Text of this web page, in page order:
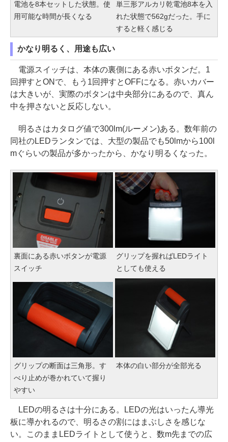
電池を8本セットした状態。使
用可能な時間が長くなる
単三形アルカリ乾電池8本を入
れた状態で562gだった。手に
すると軽く感じる
かなり明るく、用途も広い
電源スイッチは、本体の裏側にある赤いボタンだ。1
回押すとONで、もう1回押すとOFFになる。赤いカバー
は大きいが、実際のボタンは中央部分にあるので、真ん
中を押さないと反応しない。
明るさはカタログ値で300lm(ルーメン)ある。数年前の
同社のLEDランタンでは、大型の製品でも50lmから100l
mぐらいの製品が多かったから、かなり明るくなった。
裏面にある赤いボタンが電源
スイッチ
グリップを握ればLEDライト
としても使える
グリップの断面は三角形。す
べり止めが巻かれていて握り
やすい
本体の白い部分が全部光る
LEDの明るさは十分にある。LEDの光はいったん導光
板に導かれるので、明るさの割にはまぶしさを感じな
い。このままLEDライトとして使うと、数m先までの広